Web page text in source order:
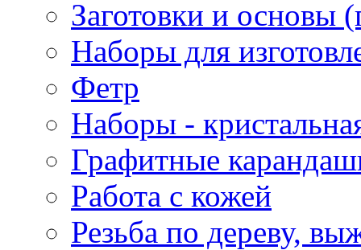
Заготовки и основы
Наборы для
Фетр
Наборы -
Графитные
Работа с кожей
Резьба по дереву,